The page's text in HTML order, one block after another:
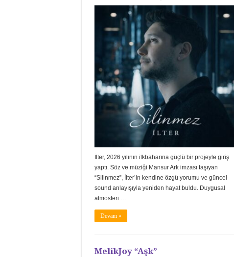
İlter, 2026 yılının ilkbaharına güçlü bir projeyle giriş
yaptı. Söz ve müziği Mansur Ark imzası taşıyan
“Silinmez”, İlter’in kendine özgü yorumu ve güncel
sound anlayışıyla yeniden hayat buldu. Duygusal
atmosferi …
Devam »
MelikJoy “Aşk”